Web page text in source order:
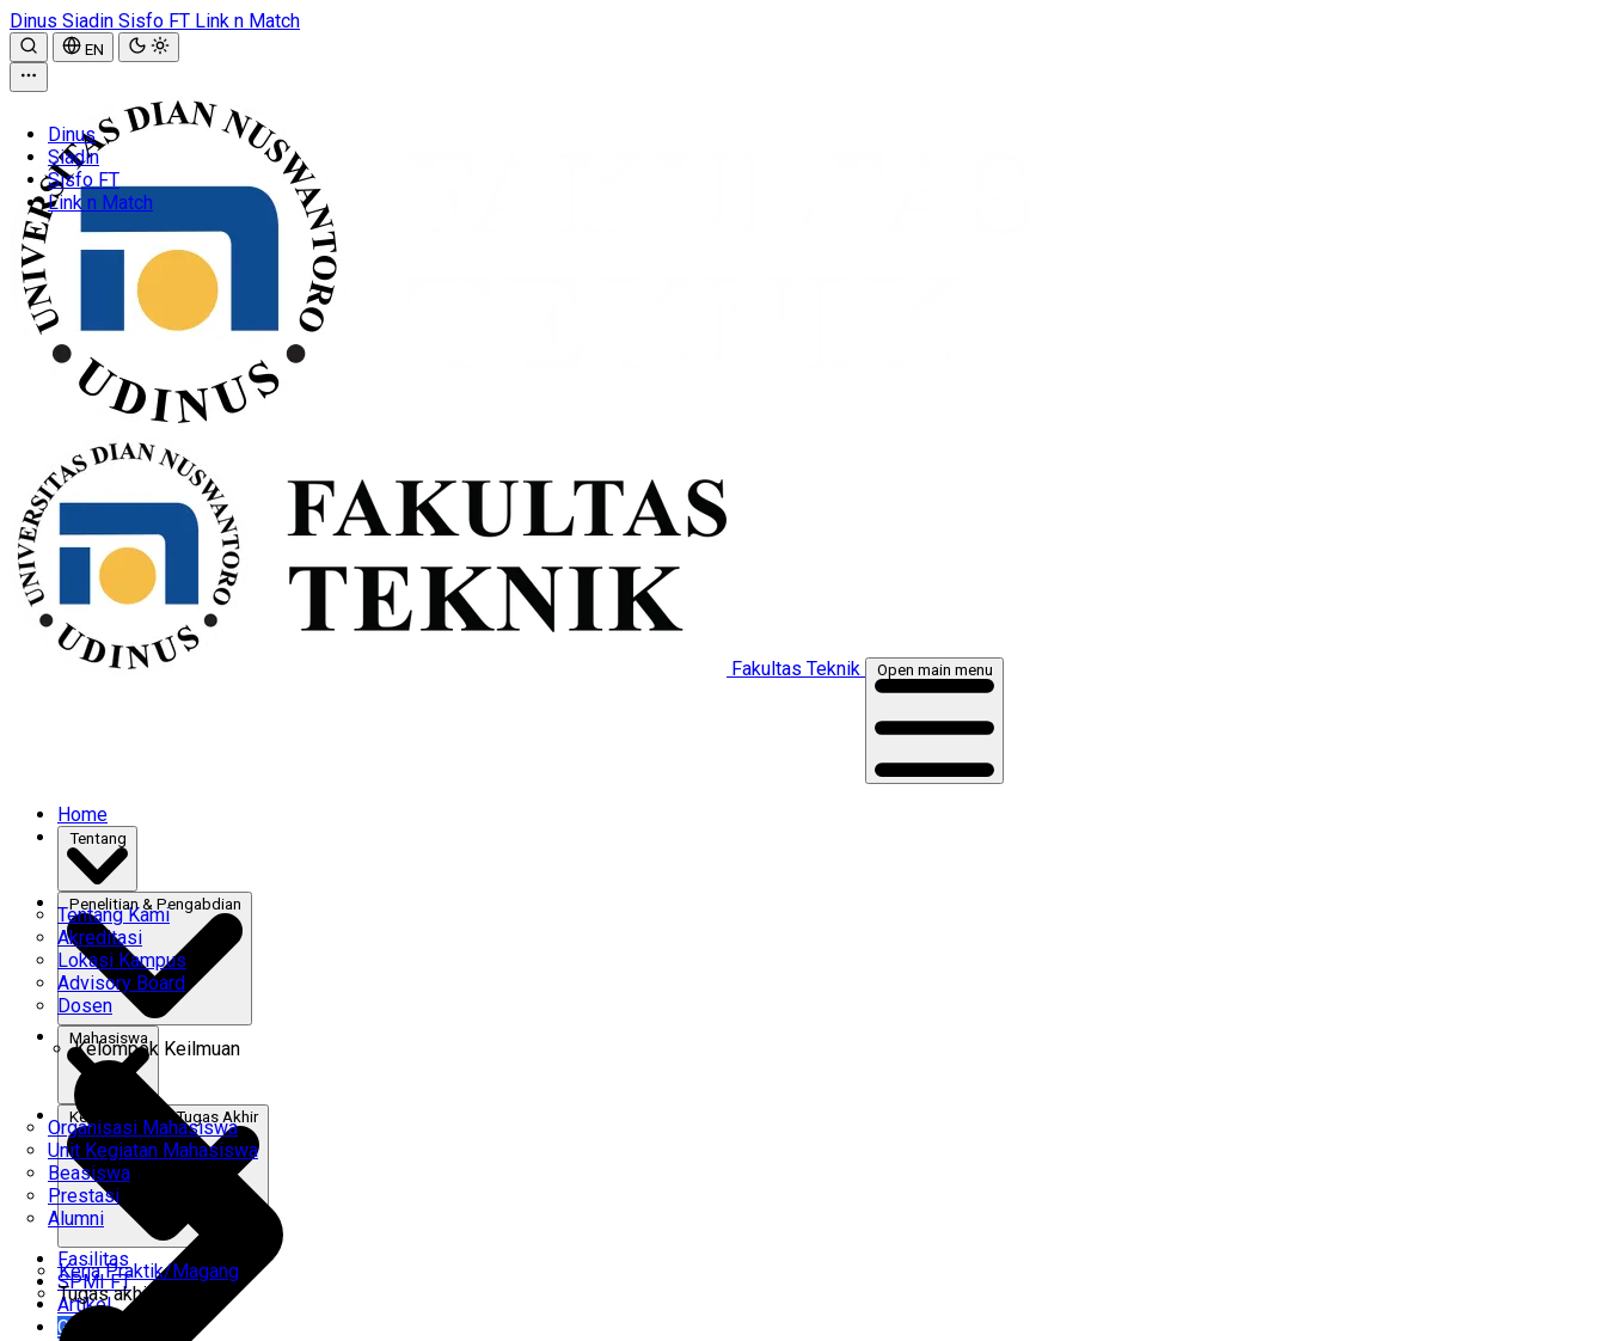
Dinus Siadin Sisfo FT Link n Match
EN
Dinus
Siadin
Sisfo FT
Link n Match
Fakultas Teknik Open main menu
Home
Tentang Kami
Akreditasi
Lokasi Kampus
Advisory Board
Dosen
Kelompok Keilmuan
Mahasiswa
Organisasi Mahasiswa
Unit Kegiatan Mahasiswa
Beasiswa
Prestasi
Alumni
Kerja Praktik & Tugas Akhir
Kerja Praktik/Magang
Tugas akhir
Fasilitas
SPMI FT
Artikel
Gabung Kami